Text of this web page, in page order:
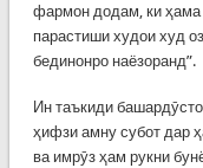
фармон додам, ки
парастиши худои худ
бединонро наёзоранд”.
Ин таъкиди
ҳифзи амну субот дар
ва имрӯз ҳам рукни